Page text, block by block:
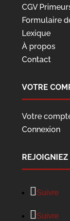
CGV
Formulaire
Lexique
À propos
Contact
VOTRE
Votre
Connexion
Suivre
Suivre